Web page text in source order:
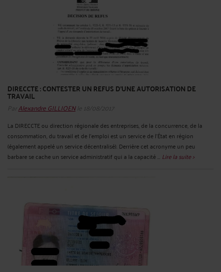
DIRECCTE : CONTESTER UN REFUS D’UNE AUTORISATION DE
TRAVAIL
ParAlexandre GILLIOENle 18/08/2017
La DIRECCTE ou direction régionale des entreprises, de la concurrence, de la
consommation, du travail et de l’emploi est un service de l’État en région
(également appelé un service décentralisé). Derrière cet acronyme un peu
barbare se cache un service administratif qui a la capacité ... Lire la suite >